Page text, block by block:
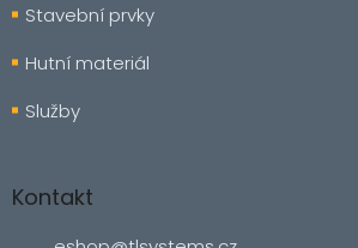
Stavební prvky
Hutní materiál
Služby
Kontakt